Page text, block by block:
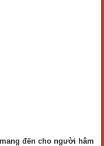
đến cho người hâm